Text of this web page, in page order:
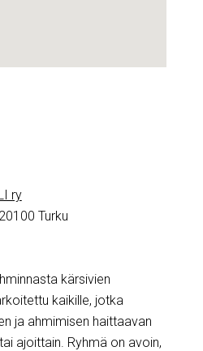
ry
Turku
kärsivien
kaikille, jotka
ja ahmimisen haittaavan
ajoittain. Ryhmä on avoin,